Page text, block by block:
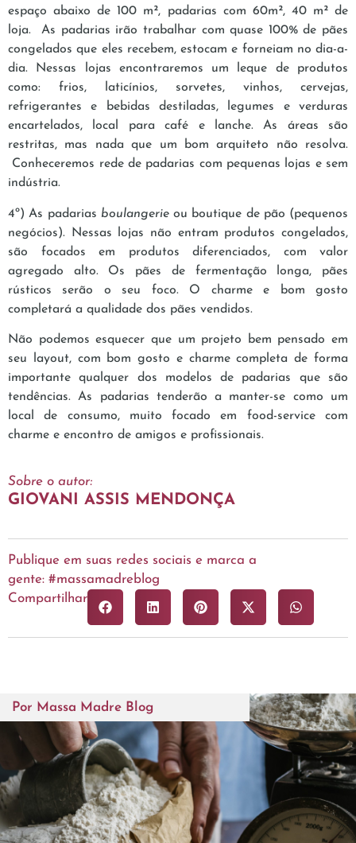
espaço abaixo de 100 m², padarias com 60m², 40 m² de
loja. As padarias irão trabalhar com quase 100% de pães
congelados que eles recebem, estocam e forneiam no dia-a-
dia. Nessas lojas encontraremos um leque de produtos
como: frios, laticínios, sorvetes, vinhos, cervejas,
refrigerantes e bebidas destiladas, legumes e verduras
encartelados, local para café e lanche. As áreas são
restritas, mas nada que um bom arquiteto não resolva.
Conheceremos rede de padarias com pequenas lojas e sem
indústria.
4º) As padarias boulangerieou boutique de pão (pequenos
negócios). Nessas lojas não entram produtos congelados,
são focados em produtos diferenciados, com valor
agregado alto. Os pães de fermentação longa, pães
rústicos serão o seu foco. O charme e bom gosto
completará a qualidade dos pães vendidos.
Não podemos esquecer que um projeto bem pensado em
seu layout, com bom gosto e charme completa de forma
importante qualquer dos modelos de padarias que são
tendências. As padarias tenderão a manter-se como um
local de consumo, muito focado em food-service com
charme e encontro de amigos e profissionais.
Sobre o autor:
GIOVANI ASSIS MENDONÇA
Publique em suas redes sociais e marca a
gente: #massamadreblog
Compartilhar
Por Massa Madre Blog